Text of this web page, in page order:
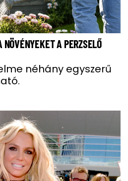
NÖVÉNYEKET A PERZSELŐ
néhány egyszerű